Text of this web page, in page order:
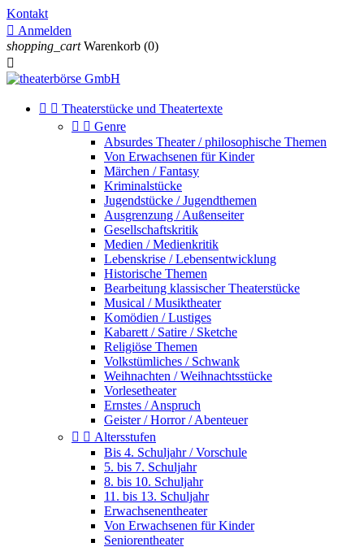
Kontakt
 Anmelden
shopping_cart Warenkorb (0)

  Theaterstücke und Theatertexte
  Genre
Absurdes Theater / philosophische Themen
Von Erwachsenen für Kinder
Märchen / Fantasy
Kriminalstücke
Jugendstücke / Jugendthemen
Ausgrenzung / Außenseiter
Gesellschaftskritik
Medien / Medienkritik
Lebenskrise / Lebensentwicklung
Historische Themen
Bearbeitung klassischer Theaterstücke
Musical / Musiktheater
Komödien / Lustiges
Kabarett / Satire / Sketche
Religiöse Themen
Volkstümliches / Schwank
Weihnachten / Weihnachtsstücke
Vorlesetheater
Ernstes / Anspruch
Geister / Horror / Abenteuer
  Altersstufen
Bis 4. Schuljahr / Vorschule
5. bis 7. Schuljahr
8. bis 10. Schuljahr
11. bis 13. Schuljahr
Erwachsenentheater
Von Erwachsenen für Kinder
Seniorentheater